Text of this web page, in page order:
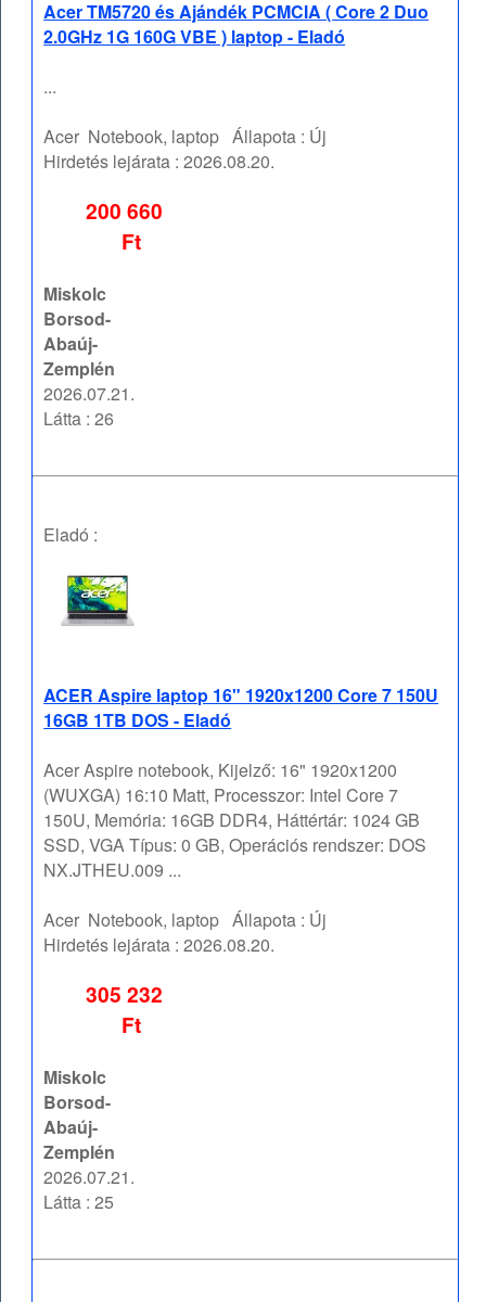
Acer TM5720 és Ajándék PCMCIA ( Core 2 Duo
2.0GHz 1G 160G VBE ) laptop - Eladó
...
Acer Notebook, laptop Állapota : Új
Hirdetés lejárata :2026.08.20.
200 660
Ft
Miskolc
Borsod-
Abaúj-
Zemplén
2026.07.21.
Látta : 26
Eladó :
ACER Aspire laptop 16" 1920x1200 Core 7 150U
16GB 1TB DOS - Eladó
Acer Aspire notebook, Kijelző: 16" 1920x1200
(WUXGA) 16:10 Matt, Processzor: Intel Core 7
150U, Memória: 16GB DDR4, Háttértár: 1024 GB
SSD, VGA Típus: 0 GB, Operációs rendszer: DOS
NX.JTHEU.009 ...
Acer Notebook, laptop Állapota : Új
Hirdetés lejárata :2026.08.20.
305 232
Ft
Miskolc
Borsod-
Abaúj-
Zemplén
2026.07.21.
Látta : 25